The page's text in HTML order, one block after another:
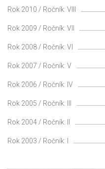
Rok 2010 / Ročník: VIII
Rok 2009 / Ročník: VII
Rok 2008 / Ročník: VI
Rok 2007 / Ročník: V
Rok 2006 / Ročník: IV
Rok 2005 / Ročník: III
Rok 2004 / Ročník: II
Rok 2003 / Ročník: I